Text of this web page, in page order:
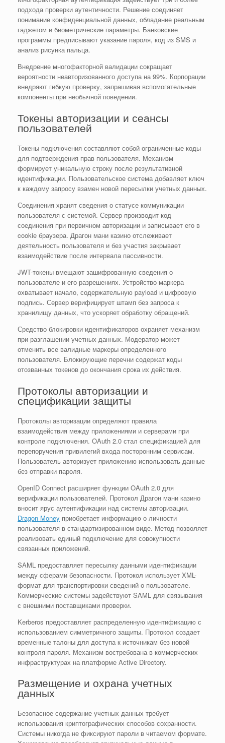
подхода проверки аутентичности. Решение соединяет
понимание конфиденциальной данных, обладание реальным
гаджетом и биометрические параметры. Банковские
программы предписывают указание пароля, код из SMS и
анализ рисунка пальца.
Внедрение многофакторной валидации сокращает
вероятности неавторизованного доступа на 99%. Корпорации
внедряют гибкую проверку, запрашивая вспомогательные
компоненты при необычной поведении.
Токены авторизации и сеансы
пользователей
Токены подключения составляют собой ограниченные коды
для подтверждения прав пользователя. Механизм
формирует уникальную строку после результативной
идентификации. Пользовательское система добавляет ключ
к каждому запросу взамен новой пересылки учетных данных.
Соединения хранят сведения о статусе коммуникации
пользователя с системой. Сервер производит код
соединения при первичном авторизации и записывает его в
cookie браузера. Драгон мани казино отслеживает
деятельность пользователя и без участия закрывает
взаимодействие после интервала пассивности.
JWT-токены вмещают зашифрованную сведения о
пользователе и его разрешениях. Устройство маркера
охватывает начало, содержательную payload и цифровую
подпись. Сервер верифицирует штамп без запроса к
хранилищу данных, что ускоряет обработку обращений.
Средство блокировки идентификаторов охраняет механизм
при разглашении учетных данных. Модератор может
отменить все валидные маркеры определенного
пользователя. Блокирующие перечни содержат коды
отозванных токенов до окончания срока их действия.
Протоколы авторизации и
спецификации защиты
Протоколы авторизации определяют правила
взаимодействия между приложениями и серверами при
контроле подключения. OAuth 2.0 стал спецификацией для
перепоручения привилегий входа посторонним сервисам.
Пользователь авторизует приложению использовать данные
без отправки пароля.
OpenID Connect расширяет функции OAuth 2.0 для
верификации пользователей. Протокол Драгон мани казино
вносит ярус аутентификации над системы авторизации.
Dragon Money приобретает информацию о личности
пользователя в стандартизированном виде. Метод позволяет
реализовать единый подключение для совокупности
связанных приложений.
SAML предоставляет пересылку данными идентификации
между сферами безопасности. Протокол использует XML-
формат для транспортировки сведений о пользователе.
Коммерческие системы задействуют SAML для связывания
с внешними поставщиками проверки.
Kerberos предоставляет распределенную идентификацию с
использованием симметричного защиты. Протокол создает
временные талоны для доступа к источникам без новой
контроля пароля. Механизм востребована в коммерческих
инфраструктурах на платформе Active Directory.
Размещение и охрана учетных
данных
Безопасное содержание учетных данных требует
использования криптографических способов сохранности.
Системы никогда не фиксируют пароли в читаемом формате.